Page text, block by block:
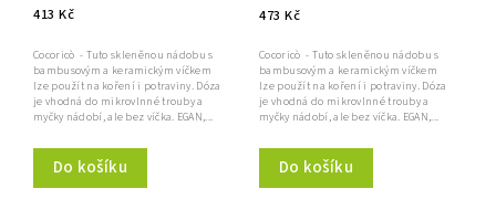
413 Kč
Do košíku
Cocoricò - Tuto skleněnou nádobu s
bambusovým a keramickým víčkem
lze použít na koření i potraviny. Dóza
je vhodná do mikrovlnné trouby a
myčky nádobí, ale bez víčka. EGAN,...
473 Kč
Do košíku
Cocoricò - Tuto skleněnou nádobu s
bambusovým a keramickým víčkem
lze použít na koření i potraviny. Dóza
je vhodná do mikrovlnné trouby a
myčky nádobí, ale bez víčka. EGAN,...